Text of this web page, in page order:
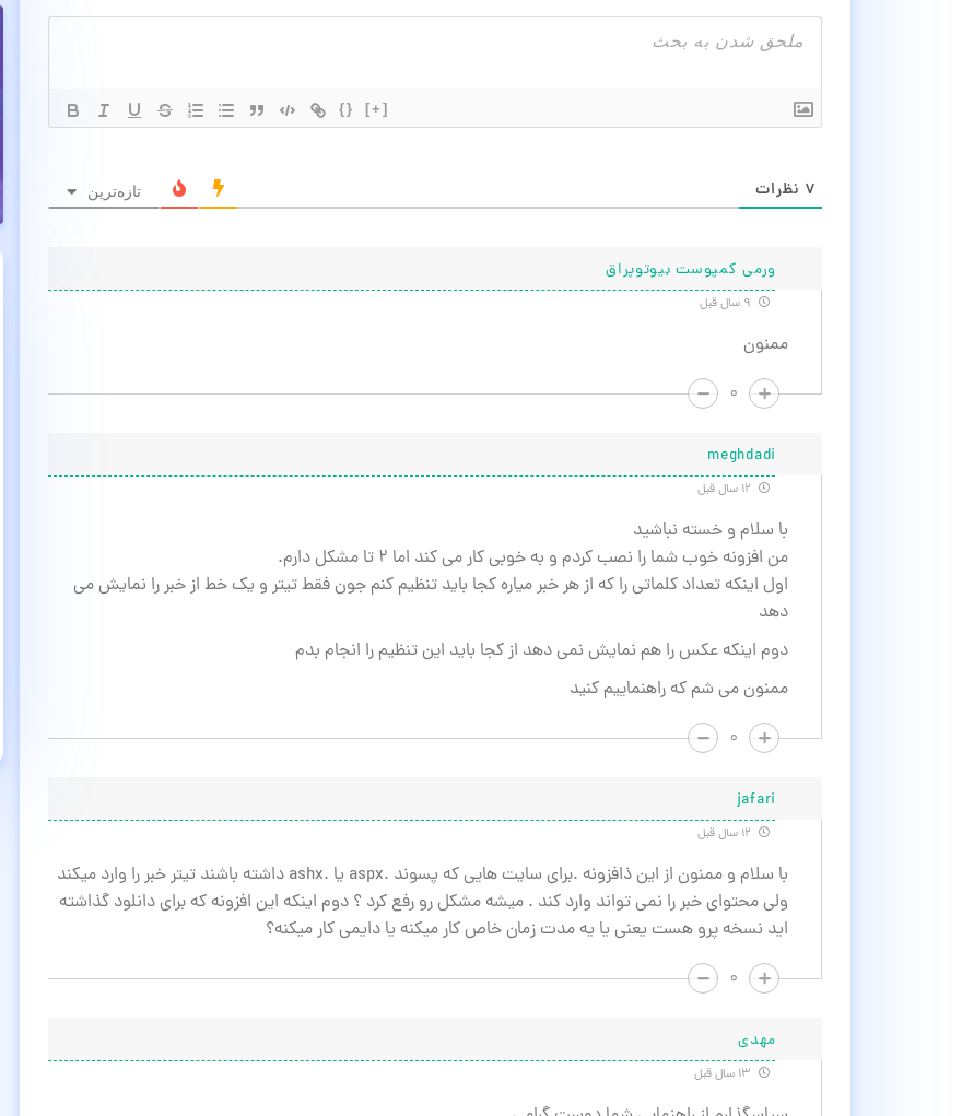
{} [+]
۷ نظرات تازه‌ترین
ورمی کمپوست بیوتوپراق
ممنون
۰
meghdadi
با سلام و خسته نباشید
من افزونه خوب شما را نصب کردم و به خوبی کار می کند اما ۲ تا مشکل دارم.
اول اینکه تعداد کلماتی را که از هر خبر میاره کجا باید تنظیم کنم جون فقط تیتر و یک خط از خبر را نمایش می
دهد
دوم اینکه عکس را هم نمایش نمی دهد از کجا باید این تنظیم را انجام بدم
ممنون می شم که راهنماییم کنید
۰
jafari
با سلام و ممنون از این ذافزونه .برای سایت هایی که پسوند .aspx یا .ashx داشته باشند تیتر خبر را وارد میکند
ولی محتوای خبر را نمی تواند وارد کند . میشه مشکل رو رفع کرد ؟ دوم اینکه این افزونه که برای دانلود گذاشته
اید نسخه پرو هست یعنی یا یه مدت زمان خاص کار میکنه یا دایمی کار میکنه؟
۰
مهدی